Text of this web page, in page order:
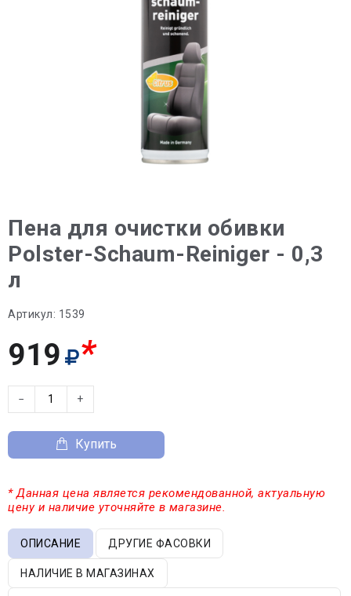
Пена для очистки обивки
Polster-Schaum-Reiniger - 0,3
л
Артикул: 1539
919 *
− +
Купить
* Данная цена является рекомендованной, актуальную
цену и наличие уточняйте в магазине.
ОПИСАНИЕ ДРУГИЕ ФАСОВКИ
НАЛИЧИЕ В МАГАЗИНАХ